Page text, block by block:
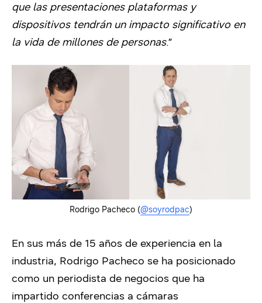
que las presentaciones plataformas y
dispositivos tendrán un impacto significativo en
la vida de millones de personas.”
Rodrigo Pacheco (@soyrodpac)
En sus más de 15 años de experiencia en la
industria, Rodrigo Pacheco se ha posicionado
como un periodista de negocios que ha
impartido conferencias a cámaras